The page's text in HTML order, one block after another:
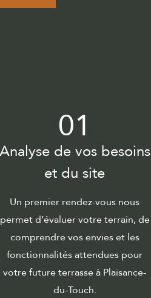
01
Analyse de vos besoins
et du site
Un premier rendez-vous nous
permet d’évaluer votre terrain, de
comprendre vos envies et les
fonctionnalités attendues pour
votre future terrasse à Plaisance-
du-Touch.